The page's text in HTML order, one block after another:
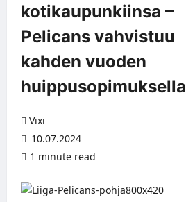
kotikaupunkiinsa –
Pelicans vahvistuu
kahden vuoden
huippusopimuksella
Vixi
10.07.2024
1 minute read